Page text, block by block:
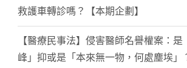
救護車轉診嗎？【本期企劃】
【醫療民事法】侵害醫師名譽權案：
峰」抑或是「本來無一物，何處塵埃」